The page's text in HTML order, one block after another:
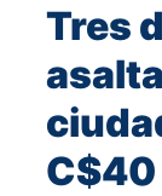
Tres
C$40